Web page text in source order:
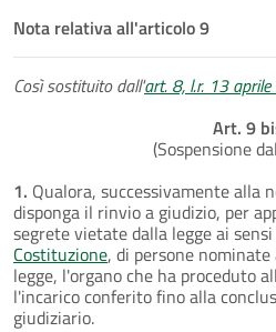
Nota relativa all'articolo 9
Così sostituito dall'art. 8, l.r. 13
Art. 9
(Sospensione
1. Qualora, successivamente alla
disponga il rinvio a giudizio, per
segrete vietate dalla legge ai
Costituzione, di persone
legge, l'organo che ha proceduto
l'incarico conferito fino alla
giudiziario.